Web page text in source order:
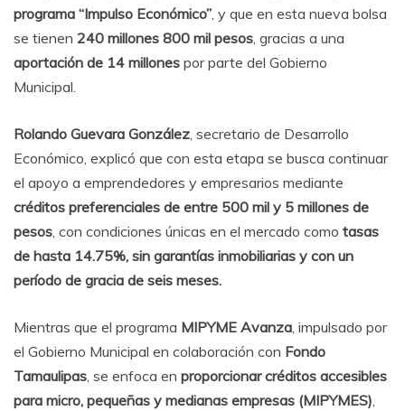
programa “Impulso Económico”, y que en esta nueva bolsa
se tienen 240 millones 800 mil pesos, gracias a una
aportación de 14 millones por parte del Gobierno
Municipal.
Rolando Guevara González, secretario de Desarrollo
Económico, explicó que con esta etapa se busca continuar
el apoyo a emprendedores y empresarios mediante
créditos preferenciales de entre 500 mil y 5 millones de
pesos, con condiciones únicas en el mercado como tasas
de hasta 14.75%, sin garantías inmobiliarias y con un
período de gracia de seis meses.
Mientras que el programa MIPYME Avanza, impulsado por
el Gobierno Municipal en colaboración con Fondo
Tamaulipas, se enfoca en proporcionar créditos accesibles
para micro, pequeñas y medianas empresas (MIPYMES),